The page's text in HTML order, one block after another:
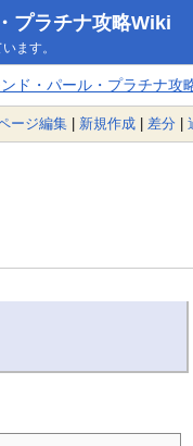
プラチナ攻略Wiki
ます。
ド・パール・プラチナ攻
ージ編集 | 新規作成 | 差分 |